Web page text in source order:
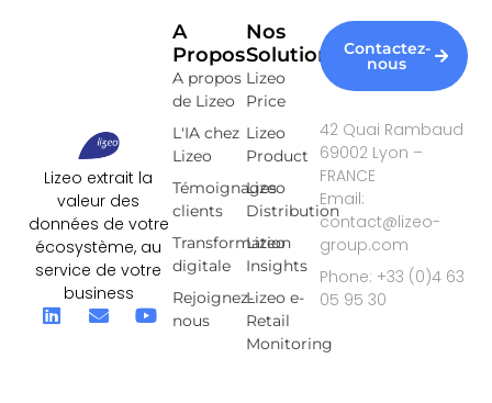
Lizeo extrait la
valeur des
données de votre
écosystème, au
service de votre
business
Nos
Solutions
Lizeo
Price
Lizeo
Product
Lizeo
Distribution
Lizeo
Insights
Lizeo e-
Retail
Monitoring
A
Propos
A propos
de Lizeo
L'IA chez
Lizeo
Témoignages
clients
Transformation
digitale
Rejoignez-
nous
Contactez-
nous
42 Quai Rambaud
69002 Lyon –
FRANCE
Email:
contact@lizeo-
group.com
Phone: +33 (0)4 63
05 95 30